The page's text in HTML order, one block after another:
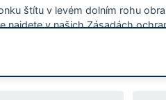
štítu v levém dolním rohu
najdete v našich Zásadách